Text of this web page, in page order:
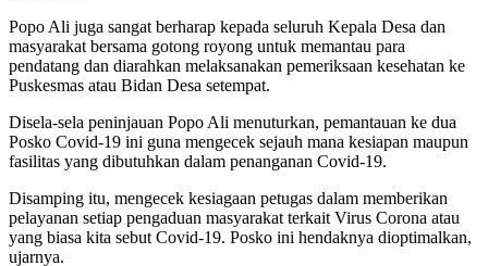
Popo Ali juga sangat berharap kepada seluruh Kepala Desa dan
masyarakat bersama gotong royong untuk memantau para
pendatang dan diarahkan melaksanakan pemeriksaan kesehatan ke
Puskesmas atau Bidan Desa setempat.
Disela-sela peninjauan Popo Ali menuturkan, pemantauan ke dua
Posko Covid-19 ini guna mengecek sejauh mana kesiapan maupun
fasilitas yang dibutuhkan dalam penanganan Covid-19.
Disamping itu, mengecek kesiagaan petugas dalam memberikan
pelayanan setiap pengaduan masyarakat terkait Virus Corona atau
yang biasa kita sebut Covid-19. Posko ini hendaknya dioptimalkan,
ujarnya.